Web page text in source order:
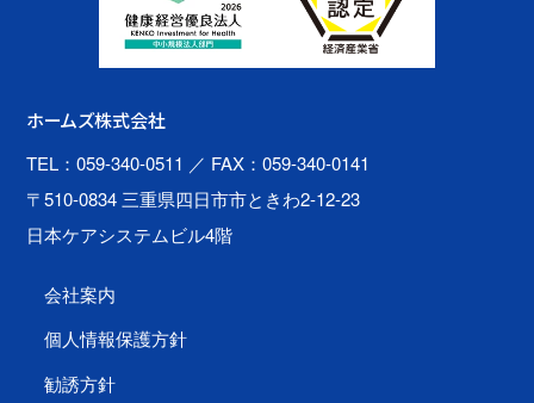
ホームズ株式会社
TEL：059-340-0511 ／ FAX：059-340-0141
〒510-0834 三重県四日市市ときわ2-12-23
日本ケアシステムビル4階
会社案内
個人情報保護方針
勧誘方針